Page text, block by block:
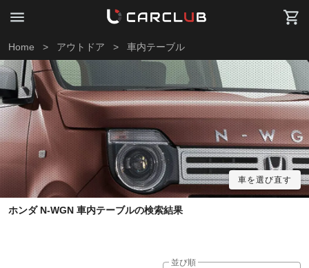
Home > アウトドア > 車内テーブル
車を選び直す
ホンダ N-WGN 車内テーブルの検索結果
並び順